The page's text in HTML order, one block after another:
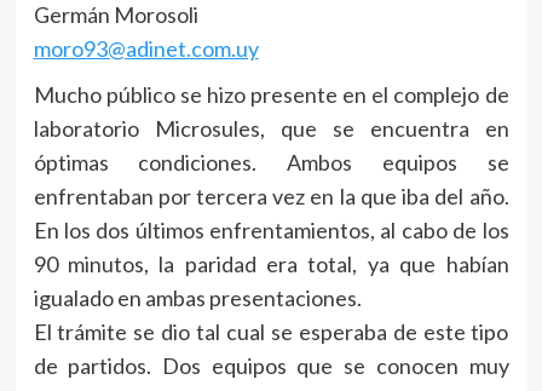
Germán Morosoli
moro93@adinet.com.uy
Mucho público se hizo presente en el complejo de
laboratorio Microsules, que se encuentra en
óptimas condiciones. Ambos equipos se
enfrentaban por tercera vez en la que iba del año.
En los dos últimos enfrentamientos, al cabo de los
90 minutos, la paridad era total, ya que habían
igualado en ambas presentaciones.
El trámite se dio tal cual se esperaba de este tipo
de partidos. Dos equipos que se conocen muy